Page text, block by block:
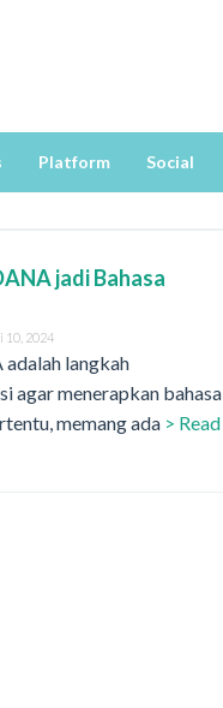
Platform Social
jadi Bahasa
10, 2024
adalah langkah
agar menerapkan bahasa
memang ada > Read